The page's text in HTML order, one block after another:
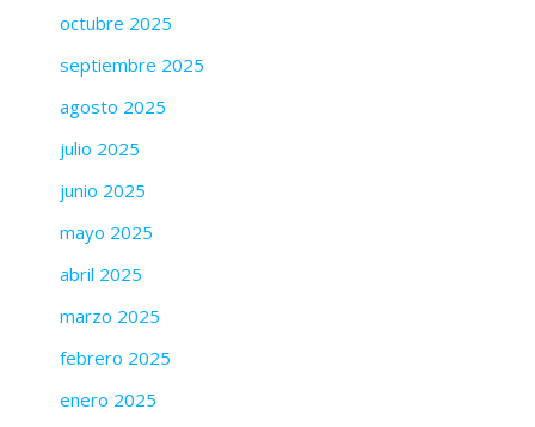
octubre 2025
septiembre 2025
agosto 2025
julio 2025
junio 2025
mayo 2025
abril 2025
marzo 2025
febrero 2025
enero 2025